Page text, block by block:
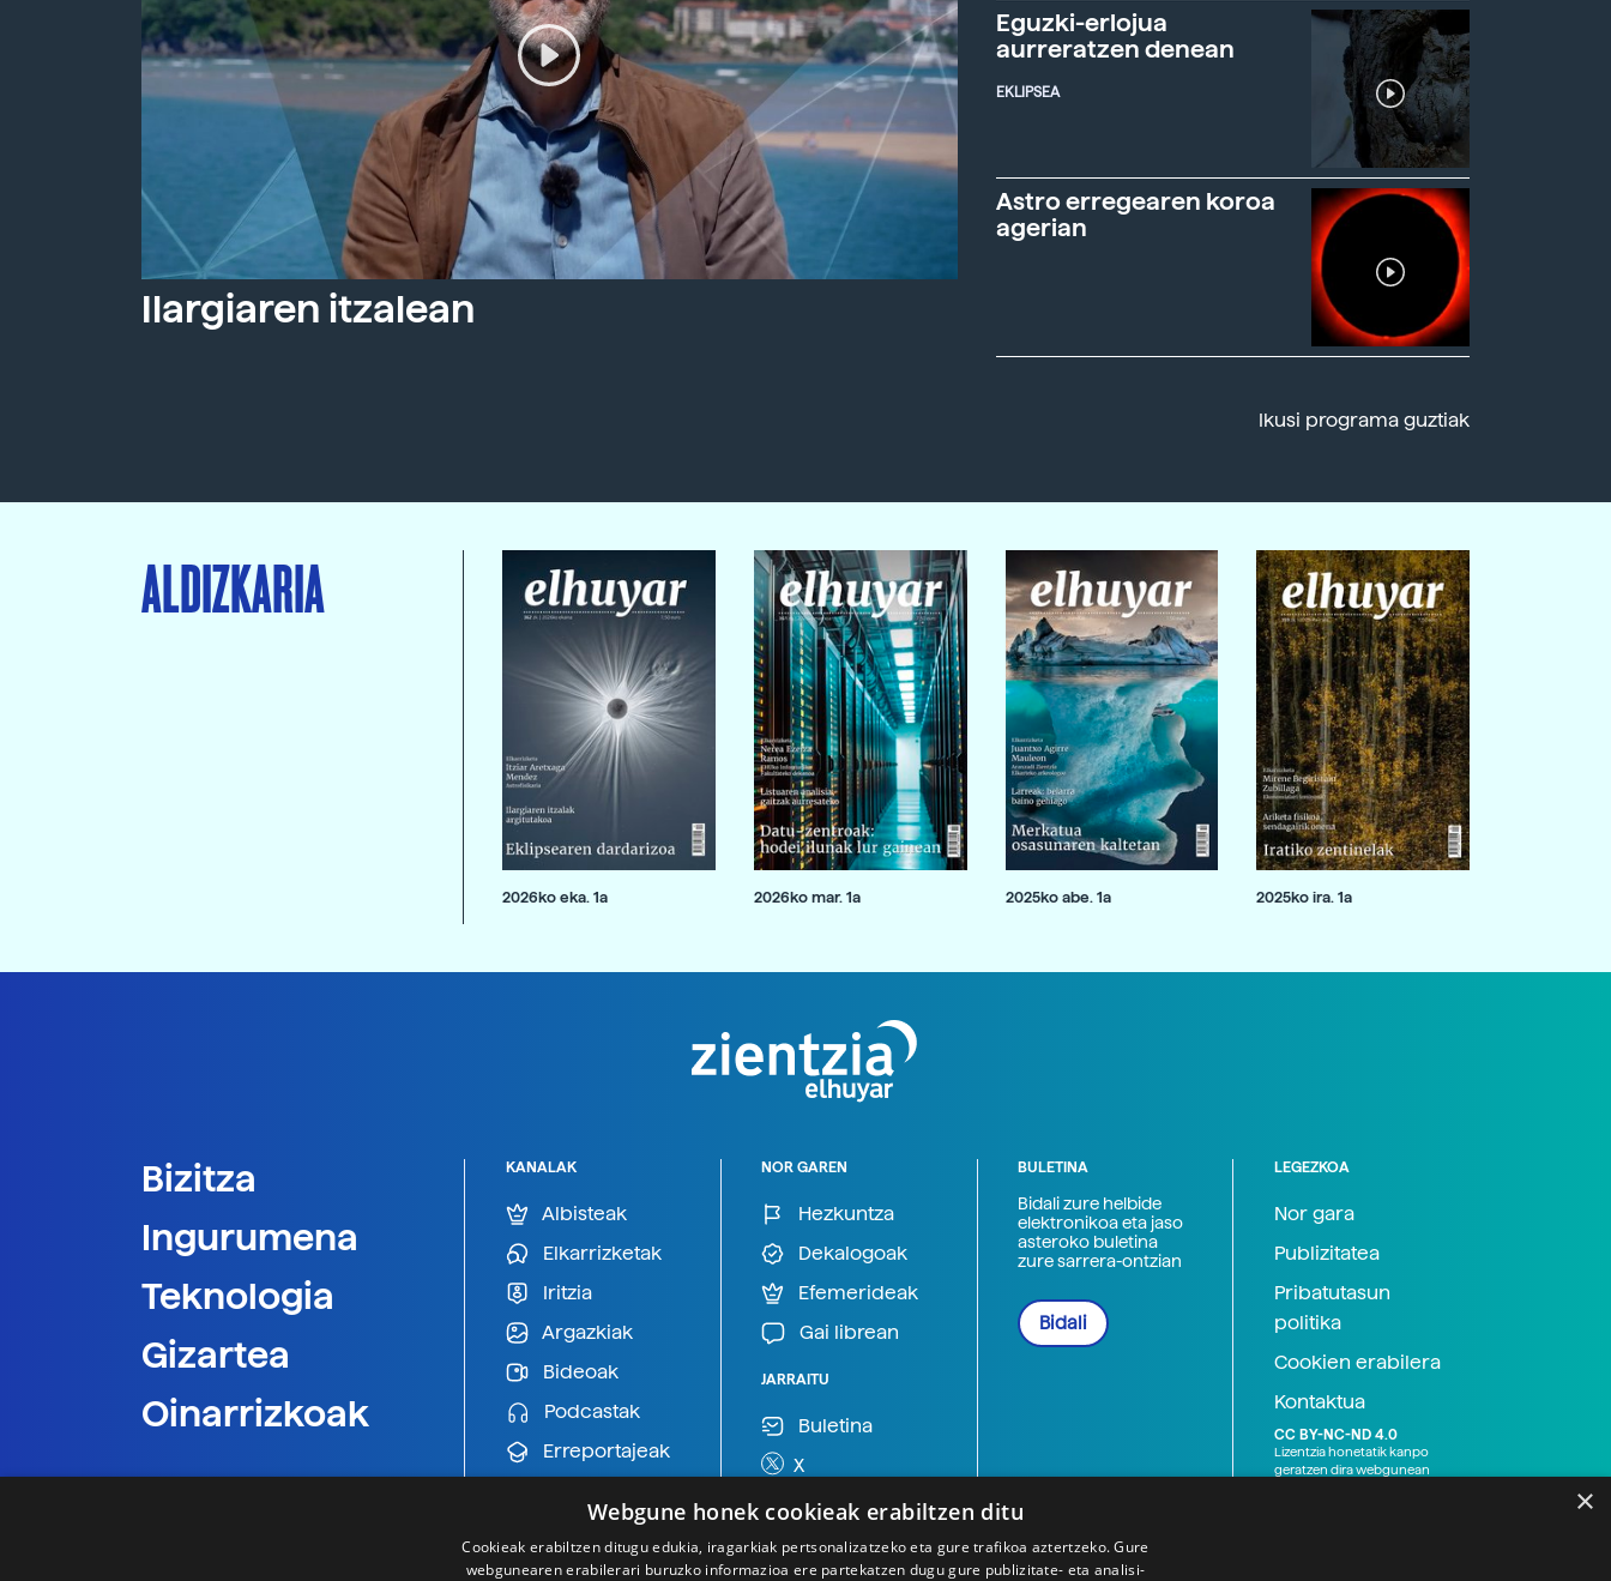
Ilargiaren itzalean
Eguzki-erlojua
aurreratzen denean
EKLIPSEA
Astro erregearen koroa
agerian
Ikusi programa guztiak
ALDIZKARIA
2026ko eka. 1a 2026ko mar. 1a 2025ko abe. 1a 2025ko ira. 1a
Bizitza
Ingurumena
Teknologia
Gizartea
Oinarrizkoak
KANALAK
Albisteak
Elkarrizketak
Iritzia
Argazkiak
Bideoak
Podcastak
Erreportajeak
NOR GAREN
Hezkuntza
Dekalogoak
Efemerideak
Gai librean
JARRAITU
Buletina
X
BlueSky
Mastodon
BULETINA
Bidali zure helbide
elektronikoa eta jaso
asteroko buletina
zure sarrera-ontzian
Bidali
LEGEZKOA
Nor gara
Publizitatea
Pribatutasun
politika
Cookien erabilera
Kontaktua
CC BY-NC-ND 4.0
Lizentzia honetatik kanpo
geratzen dira webgunean
×
Webgune honek cookieak erabiltzen ditu
Cookieak erabiltzen ditugu edukia, iragarkiak pertsonalizatzeko eta gure trafikoa aztertzeko. Gure
webgunearen erabilerari buruzko informazioa ere partekatzen dugu gure publizitate- eta analisi-